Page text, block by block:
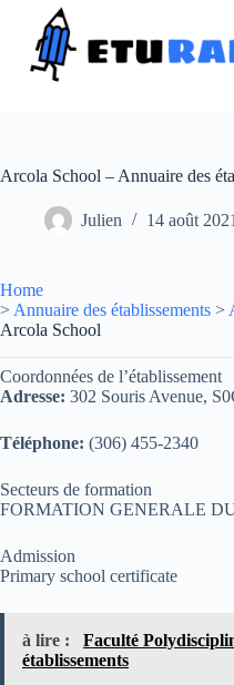
contenu
Arcola School – Annuaire des
Julien 14 août 2021
Home
> Annuaire des établissements >
Arcola School
Coordonnées de l’établissement
Adresse: 302 Souris Avenue,
Téléphone: (306) 455-2340
Secteurs de formation
FORMATION GENERALE
Admission
Primary school certificate
à lire :
Faculté
établissements